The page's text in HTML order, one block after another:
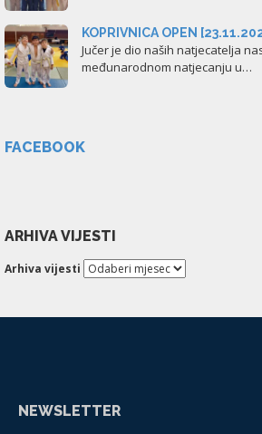
KOPRIVNICA OPEN
Jučer je dio naših natjecatelja
međunarodnom natjecanju u…
FACEBOOK
ARHIVA VIJESTI
Arhiva vijesti
NEWSLETTER